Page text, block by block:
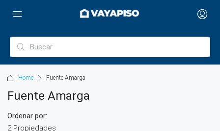
Home Fuente Amarga
Fuente Amarga
2 Propiedades
Ordenar por: